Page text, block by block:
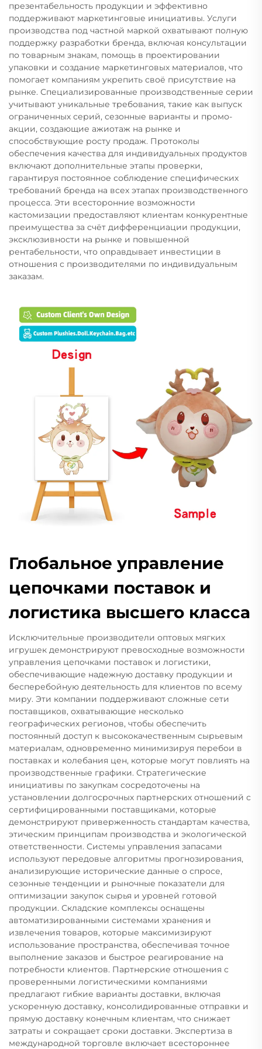
презентабельность продукции и эффективно
поддерживают маркетинговые инициативы. Услуги
производства под частной маркой охватывают полную
поддержку разработки бренда, включая консультации
по товарным знакам, помощь в проектировании
упаковки и создание маркетинговых материалов, что
помогает компаниям укрепить своё присутствие на
рынке. Специализированные производственные серии
учитывают уникальные требования, такие как выпуск
ограниченных серий, сезонные варианты и промо-
акции, создающие ажиотаж на рынке и
способствующие росту продаж. Протоколы
обеспечения качества для индивидуальных продуктов
включают дополнительные этапы проверки,
гарантируя постоянное соблюдение специфических
требований бренда на всех этапах производственного
процесса. Эти всесторонние возможности
кастомизации предоставляют клиентам конкурентные
преимущества за счёт дифференциации продукции,
эксклюзивности на рынке и повышенной
рентабельности, что оправдывает инвестиции в
отношения с производителями по индивидуальным
заказам.
Глобальное управление
цепочками поставок и
логистика высшего класса
Исключительные производители оптовых мягких
игрушек демонстрируют превосходные возможности
управления цепочками поставок и логистики,
обеспечивающие надежную доставку продукции и
бесперебойную деятельность для клиентов по всему
миру. Эти компании поддерживают сложные сети
поставщиков, охватывающие несколько
географических регионов, чтобы обеспечить
постоянный доступ к высококачественным сырьевым
материалам, одновременно минимизируя перебои в
поставках и колебания цен, которые могут повлиять на
производственные графики. Стратегические
инициативы по закупкам сосредоточены на
установлении долгосрочных партнерских отношений с
сертифицированными поставщиками, которые
демонстрируют приверженность стандартам качества,
этическим принципам производства и экологической
ответственности. Системы управления запасами
используют передовые алгоритмы прогнозирования,
анализирующие исторические данные о спросе,
сезонные тенденции и рыночные показатели для
оптимизации закупок сырья и уровней готовой
продукции. Складские комплексы оснащены
автоматизированными системами хранения и
извлечения товаров, которые максимизируют
использование пространства, обеспечивая точное
выполнение заказов и быстрое реагирование на
потребности клиентов. Партнерские отношения с
проверенными логистическими компаниями
предлагают гибкие варианты доставки, включая
ускоренную доставку, консолидированные отправки и
прямую доставку конечным клиентам, что снижает
затраты и сокращает сроки доставки. Экспертиза в
международной торговле включает всестороннее